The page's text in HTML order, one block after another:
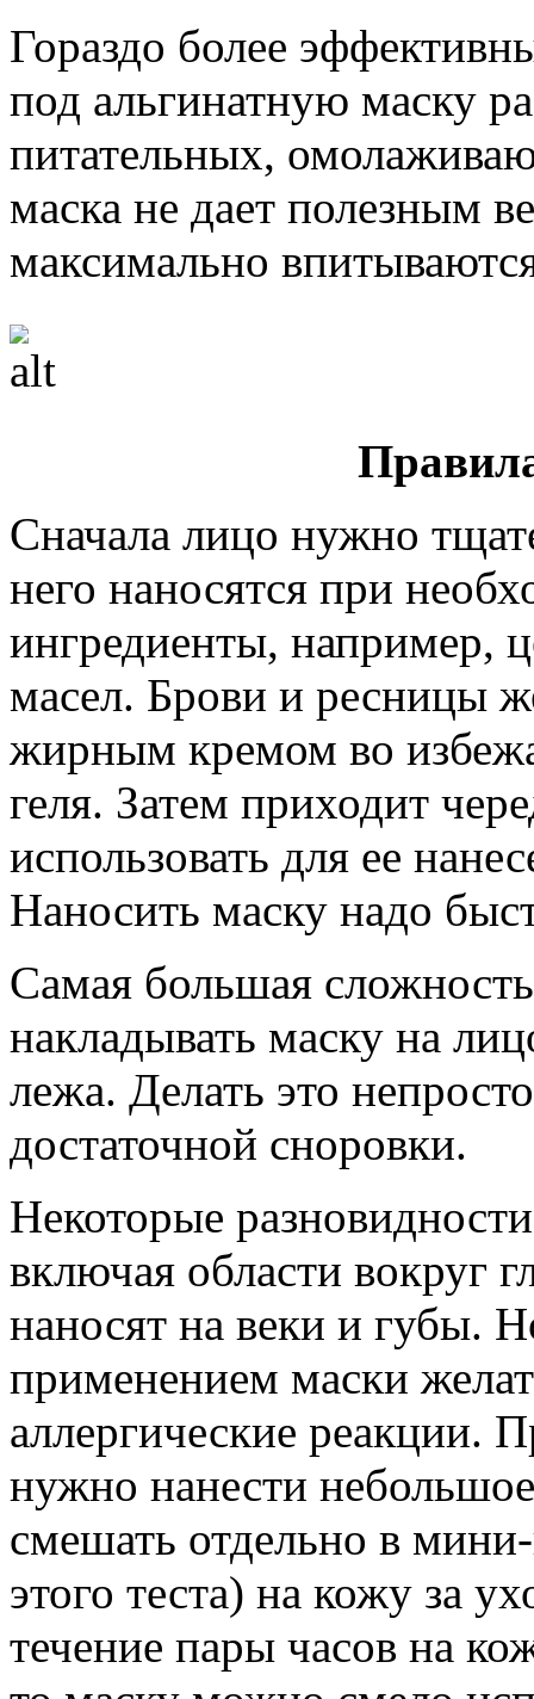
Гораздо более
под альгинатную маску
питательных,
маска не дает полезным
максимально
Сначала лицо нужно
него наносятся при
ингредиенты, например,
масел. Брови и ресницы
жирным кремом во
геля. Затем приходит
использовать для ее
Наносить маску надо
Самая большая
накладывать маску на
лежа. Делать это
достаточной сноровки.
Некоторые
включая области вокруг
наносят на веки и губы.
применением маски
аллергические реакции.
нужно нанести
смешать отдельно в
этого теста) на кожу за
течение пары часов на